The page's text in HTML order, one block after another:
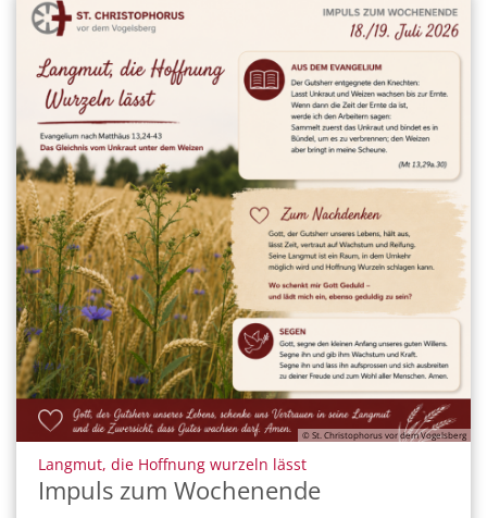
© St. Christophorus vor dem Vogelsberg
Langmut, die Hoffnung wurzeln lässt:
Impuls zum Wochenende